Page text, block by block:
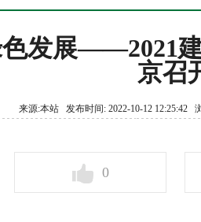
发展——2021
京召
来源:本站 发布时间: 2022-10-12 12:25:42
0